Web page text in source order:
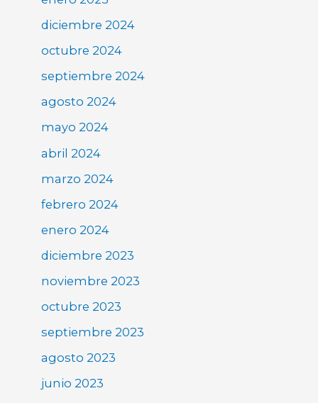
diciembre 2024
octubre 2024
septiembre 2024
agosto 2024
mayo 2024
abril 2024
marzo 2024
febrero 2024
enero 2024
diciembre 2023
noviembre 2023
octubre 2023
septiembre 2023
agosto 2023
junio 2023